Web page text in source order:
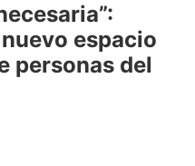
espacio
personas del